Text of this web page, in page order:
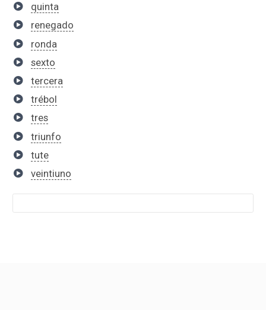
quinta
renegado
ronda
sexto
tercera
trébol
tres
triunfo
tute
veintiuno